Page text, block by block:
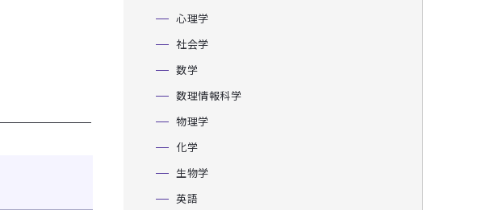
心理学
社会学
数学
数理情報科学
物理学
化学
生物学
英語